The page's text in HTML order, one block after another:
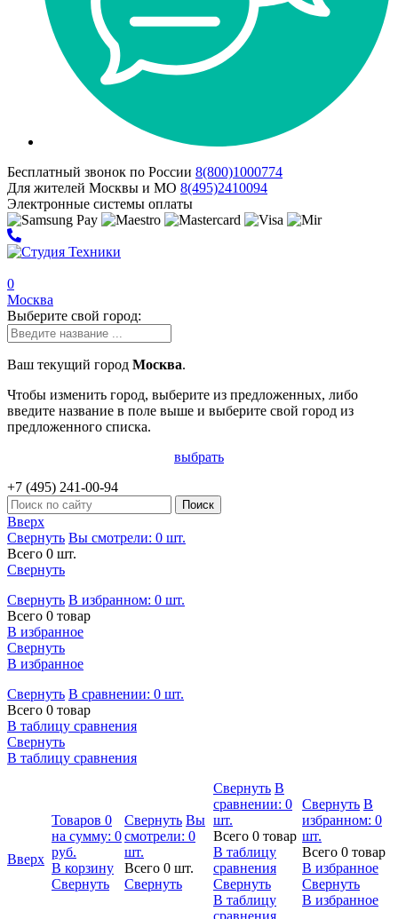
Бесплатный звонок по России 8(800)1000774
Для жителей Москвы и МО 8(495)2410094
Электронные системы оплаты
0
Москва
Выберите свой город:
Ваш текущий город Москва.
Чтобы изменить город, выберите из предложенных, либо
введите название в поле выше и выберите свой город из
предложенного списка.
выбрать
+7 (495) 241-00-94
Поиск
Вверх
Свернуть Вы смотрели: 0 шт.
Всего 0 шт.
Свернуть
Свернуть В избранном: 0 шт.
Всего 0 товар
В избранное
Свернуть
В избранное
Свернуть В сравнении: 0 шт.
Всего 0 товар
В таблицу сравнения
Свернуть
В таблицу сравнения
Вверх
Товаров 0
на сумму: 0
руб.
В корзину
Свернуть
Свернуть Вы
смотрели: 0
шт.
Всего 0 шт.
Свернуть
Свернуть В
сравнении: 0
шт.
Всего 0 товар
В таблицу
сравнения
Свернуть
В таблицу
сравнения
Свернуть В
избранном: 0
шт.
Всего 0 товар
В избранное
Свернуть
В избранное